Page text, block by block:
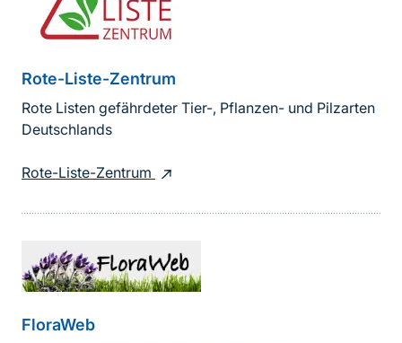
Rote-Liste-Zentrum
Rote Listen gefährdeter Tier-, Pflanzen- und Pilzarten
Deutschlands
Rote-Liste-Zentrum
FloraWeb